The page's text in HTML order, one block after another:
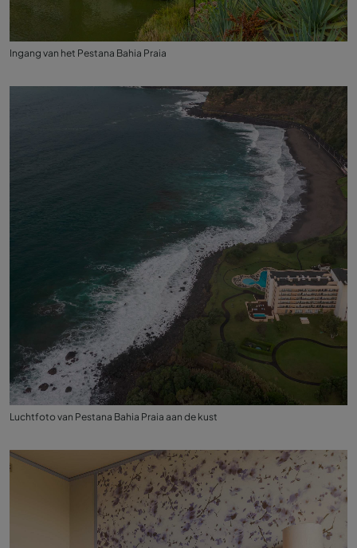
Ingang van het Pestana Bahia Praia
Luchtfoto van Pestana Bahia Praia aan de kust